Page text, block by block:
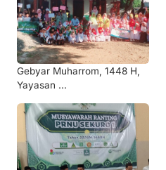
Gebyar Muharrom, 1448 H,
Yayasan ...